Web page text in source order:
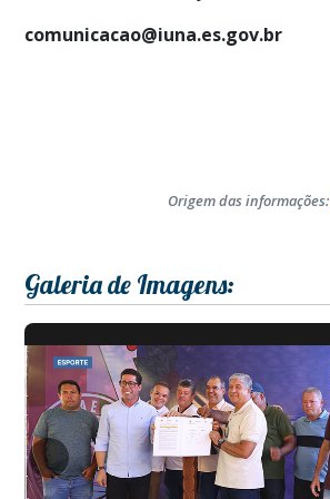
comunicacao@iuna.es.gov.br
Origem das informações:
Galeria de Imagens: